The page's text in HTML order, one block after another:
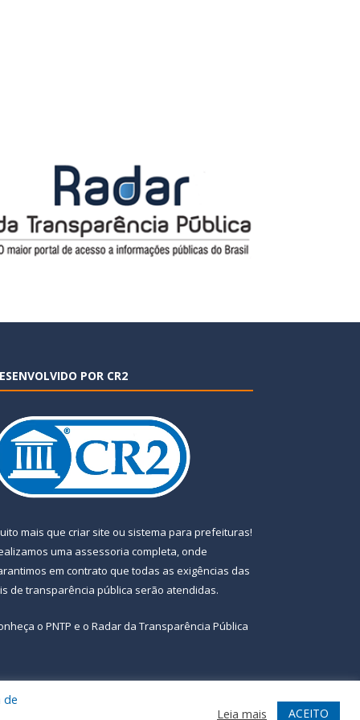
POR CR2
mais que criar site ou sistema para prefeituras!
uma assessoria completa, onde
em contrato que todas as exigências das
de transparência pública serão atendidas.
o PNTP e o Radar da Transparência Pública
Acessar Webmail
de
Leia mais ACEITO